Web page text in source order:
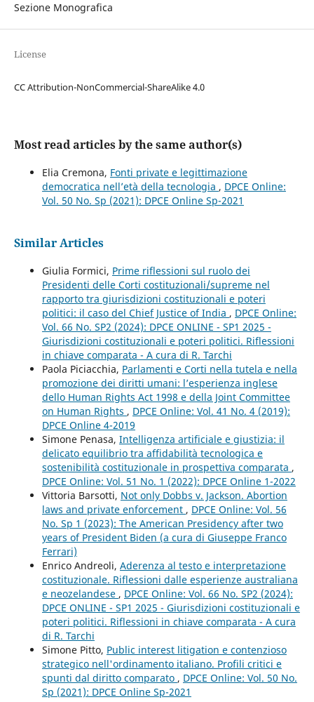
Sezione Monografica
License
CC Attribution-NonCommercial-ShareAlike 4.0
Most read articles by the same author(s)
Elia Cremona, Fonti private e legittimazione
democratica nell’età della tecnologia , DPCE Online:
Vol. 50 No. Sp (2021): DPCE Online Sp-2021
Similar Articles
Giulia Formici, Prime riflessioni sul ruolo dei
Presidenti delle Corti costituzionali/supreme nel
rapporto tra giurisdizioni costituzionali e poteri
politici: il caso del Chief Justice of India , DPCE Online:
Vol. 66 No. SP2 (2024): DPCE ONLINE - SP1 2025 -
Giurisdizioni costituzionali e poteri politici. Riflessioni
in chiave comparata - A cura di R. Tarchi
Paola Piciacchia, Parlamenti e Corti nella tutela e nella
promozione dei diritti umani: l’esperienza inglese
dello Human Rights Act 1998 e della Joint Committee
on Human Rights , DPCE Online: Vol. 41 No. 4 (2019):
DPCE Online 4-2019
Simone Penasa, Intelligenza artificiale e giustizia: il
delicato equilibrio tra affidabilità tecnologica e
sostenibilità costituzionale in prospettiva comparata ,
DPCE Online: Vol. 51 No. 1 (2022): DPCE Online 1-2022
Vittoria Barsotti, Not only Dobbs v. Jackson. Abortion
laws and private enforcement , DPCE Online: Vol. 56
No. Sp 1 (2023): The American Presidency after two
years of President Biden (a cura di Giuseppe Franco
Ferrari)
Enrico Andreoli, Aderenza al testo e interpretazione
costituzionale. Riflessioni dalle esperienze australiana
e neozelandese , DPCE Online: Vol. 66 No. SP2 (2024):
DPCE ONLINE - SP1 2025 - Giurisdizioni costituzionali e
poteri politici. Riflessioni in chiave comparata - A cura
di R. Tarchi
Simone Pitto, Public interest litigation e contenzioso
strategico nell'ordinamento italiano. Profili critici e
spunti dal diritto comparato , DPCE Online: Vol. 50 No.
Sp (2021): DPCE Online Sp-2021